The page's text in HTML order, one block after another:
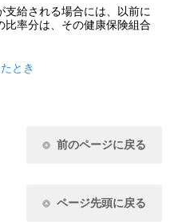
給される場合には、以前に
比率分は、その健康保険組合
とき
前のページに戻る
ページ先頭に戻る